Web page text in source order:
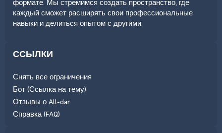
формате. Мы стремимся создать пространство, где
каждый сможет расширять свои профессиональные
навыки и делиться опытом с другими.
ССЫЛКИ
Снять все ограничения
Бот (Ссылка на тему)
Отзывы о All-dar
Справка (FAQ)